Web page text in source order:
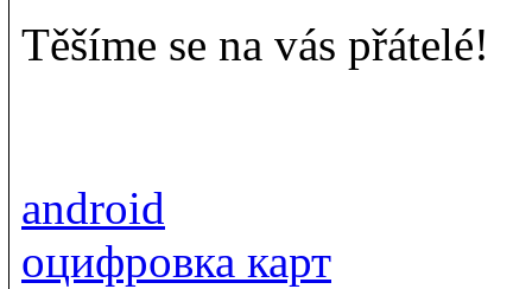
Těšíme se na vás přátelé!
android
оцифровка карт